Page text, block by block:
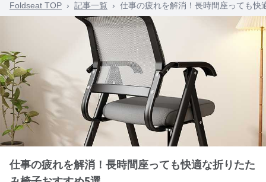
Foldseat TOP › 記事一覧 › 仕事の疲れを解消！長時間座っても快
仕事の疲れを解消！長時間座っても快適な折りたた